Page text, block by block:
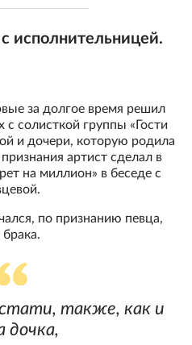
исполнительницей.
за долгое время решил
с солисткой группы «Гости
и дочери, которую родила
артист сделал в
на миллион» в беседе с
по признанию певца,
также, как и
дочка,